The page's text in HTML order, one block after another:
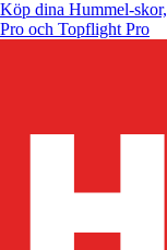
Köp dina Hummel-skor,
Pro och Topflight Pro